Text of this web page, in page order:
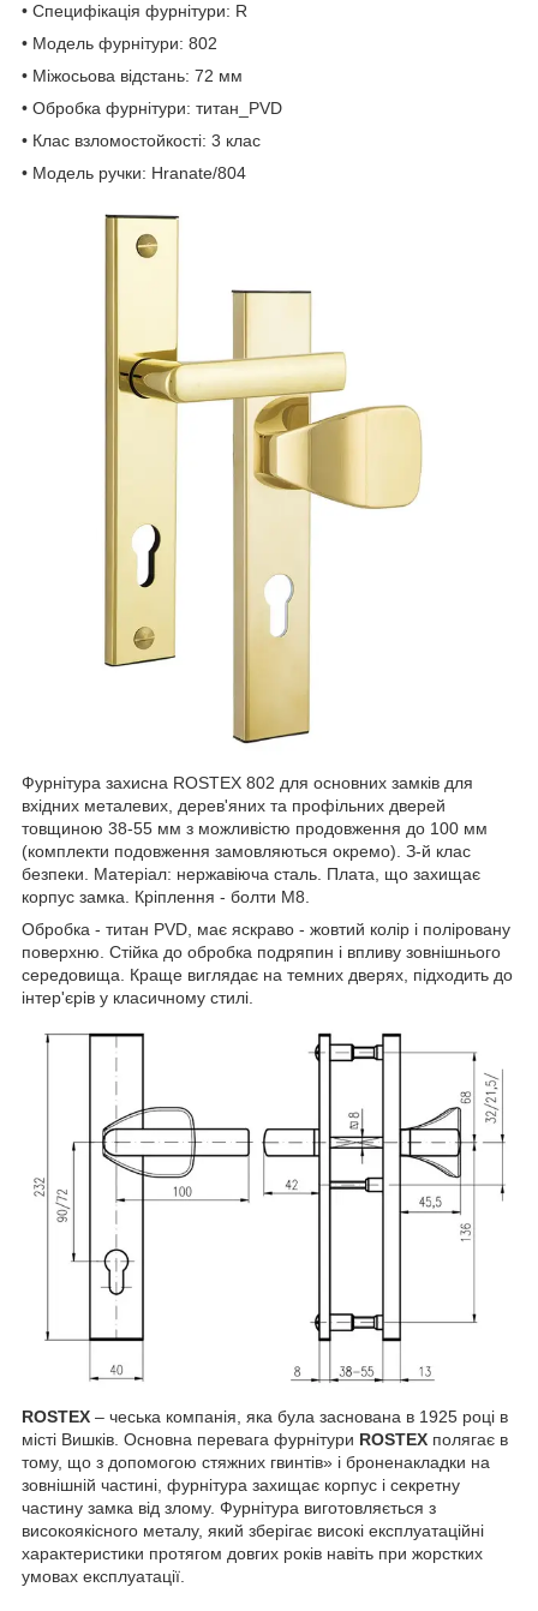
• Специфікація фурнітури: R
• Модель фурнітури: 802
• Міжосьова відстань: 72 мм
• Обробка фурнітури: титан_PVD
• Клас взломостойкості: 3 клас
• Модель ручки: Hranate/804
Фурнітура захисна ROSTEX 802 для основних замків для
вхідних металевих, дерев'яних та профільних дверей
товщиною 38-55 мм з можливістю продовження до 100 мм
(комплекти подовження замовляються окремо). З-й клас
безпеки. Матеріал: нержавіюча сталь. Плата, що захищає
корпус замка. Кріплення - болти М8.
Обробка - титан PVD, має яскраво - жовтий колір і поліровану
поверхню. Стійка до обробка подряпин і впливу зовнішнього
середовища. Краще виглядає на темних дверях, підходить до
інтер'єрів у класичному стилі.
ROSTEX – чеська компанія, яка була заснована в 1925 році в
місті Вишків. Основна перевага фурнітури ROSTEX полягає в
тому, що з допомогою стяжних гвинтів» і броненакладки на
зовнішній частині, фурнітура захищає корпус і секретну
частину замка від злому. Фурнітура виготовляється з
високоякісного металу, який зберігає високі експлуатаційні
характеристики протягом довгих років навіть при жорстких
умовах експлуатації.